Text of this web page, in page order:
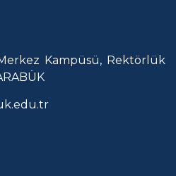
Kampüsü, Rektörlük